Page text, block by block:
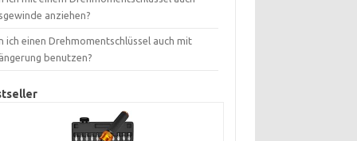
anziehen?
ich einen Drehmomentschlüssel auch mit
benutzen?